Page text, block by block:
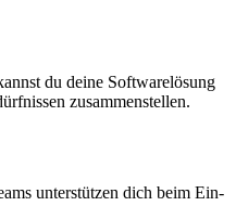
du deine Softwarelösung
zusammenstellen.
unterstützen dich beim Ein-